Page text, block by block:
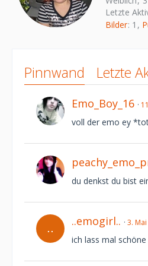
Letzte
Bilder 1
Pinnwand Letzte
Emo_Boy_16
voll der emo ey
du denkst du bist
..emogirl.. 3.
ich lass mal